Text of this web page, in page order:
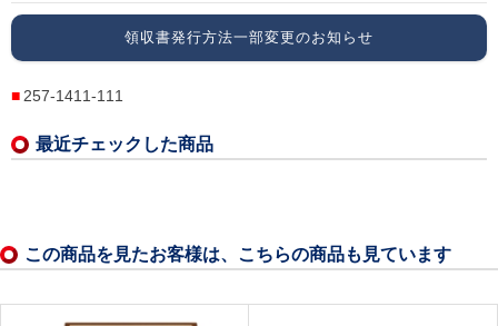
領収書発行方法一部変更のお知らせ
257-1411-111
最近チェックした商品
この商品を見たお客様は、こちらの商品も見ています